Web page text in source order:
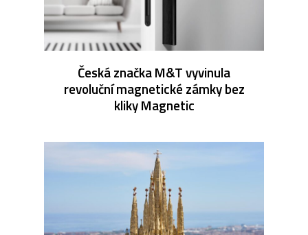
Česká značka M&T vyvinula
revoluční magnetické zámky bez
kliky Magnetic